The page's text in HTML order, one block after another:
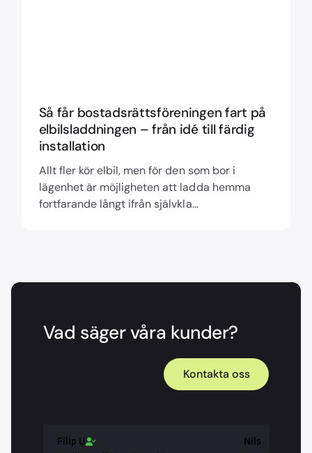
Så får bostadsrättsföreningen fart på
elbilsladdningen – från idé till färdig
installation
Allt fler kör elbil, men för den som bor i
lägenhet är möjligheten att ladda hemma
fortfarande långt ifrån självkla...
Vad säger våra kunder?
Kontakta oss